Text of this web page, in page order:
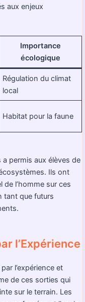
aux enjeux
Importance
écologique
Régulation du climat
local
Habitat pour la faune
permis aux élèves de
Ils ont
l’homme sur ces
tant que futurs
l’Expérience
l’expérience et
de ces sorties qui
sur le terrain. Les